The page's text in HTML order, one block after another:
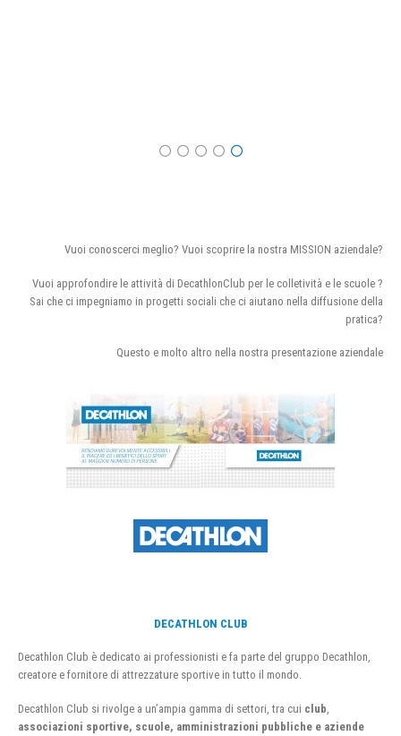
Vuoi conoscerci meglio? Vuoi scoprire la nostra MISSION aziendale?
Vuoi approfondire le attività di DecathlonClub per le colletività e le scuole ?
Sai che ci impegniamo in progetti sociali che ci aiutano nella diffusione della
pratica?
Questo e molto altro nella nostra presentazione aziendale
DECATHLON CLUB
Decathlon Club è dedicato ai professionisti e fa parte del gruppo Decathlon,
creatore e fornitore di attrezzature sportive in tutto il mondo.
Decathlon Club si rivolge a un’ampia gamma di settori, tra cui club
associazioni sportive, scuole, amministrazioni pubbliche e aziende